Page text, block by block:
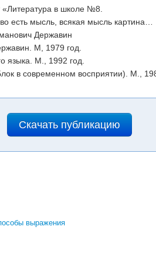
в школе №8.
есть мысль, всякая мысль картина…
Державин
М, 1979 год.
языка. М., 1992 год.
в современном восприятии). М.,
Скачать публикацию
выражения